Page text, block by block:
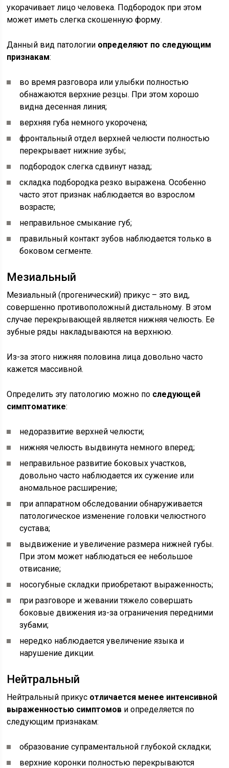
укорачивает лицо человека. Подбородок при этом
может иметь слегка скошенную форму.
Данный вид патологии определяют по следующим
признакам:
во время разговора или улыбки полностью
обнажаются верхние резцы. При этом хорошо
видна десенная линия;
верхняя губа немного укорочена;
фронтальный отдел верхней челюсти полностью
перекрывает нижние зубы;
подбородок слегка сдвинут назад;
складка подбородка резко выражена. Особенно
часто этот признак наблюдается во взрослом
возрасте;
неправильное смыкание губ;
правильный контакт зубов наблюдается только в
боковом сегменте.
Мезиальный
Мезиальный (прогенический) прикус – это вид,
совершенно противоположный дистальному. В этом
случае перекрывающей является нижняя челюсть. Ее
зубные ряды накладываются на верхнюю.
Из-за этого нижняя половина лица довольно часто
кажется массивной.
Определить эту патологию можно по следующей
симптоматике:
недоразвитие верхней челюсти;
нижняя челюсть выдвинута немного вперед;
неправильное развитие боковых участков,
довольно часто наблюдается их сужение или
аномальное расширение;
при аппаратном обследовании обнаруживается
патологическое изменение головки челюстного
сустава;
выдвижение и увеличение размера нижней губы.
При этом может наблюдаться ее небольшое
отвисание;
носогубные складки приобретают выраженность;
при разговоре и жевании тяжело совершать
боковые движения из-за ограничения передними
зубами;
нередко наблюдается увеличение языка и
нарушение дикции.
Нейтральный
Нейтральный прикус отличается менее интенсивной
выраженностью симптомов и определяется по
следующим признакам:
образование супраментальной глубокой складки;
верхние коронки полностью перекрываются